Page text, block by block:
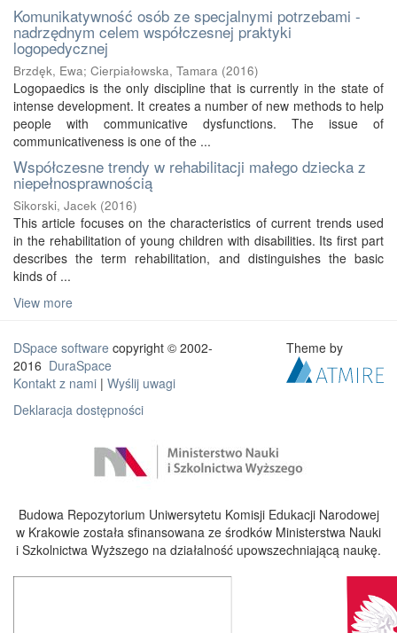
Komunikatywność osób ze specjalnymi potrzebami -
nadrzędnym celem współczesnej praktyki
logopedycznej
Brzdęk, Ewa; Cierpiałowska, Tamara (2016)
Logopaedics is the only discipline that is currently in the state of
intense development. It creates a number of new methods to help
people with communicative dysfunctions. The issue of
communicativeness is one of the ...
Współczesne trendy w rehabilitacji małego dziecka z
niepełnosprawnością
Sikorski, Jacek (2016)
This article focuses on the characteristics of current trends used
in the rehabilitation of young children with disabilities. Its first part
describes the term rehabilitation, and distinguishes the basic
kinds of ...
View more
DSpace software copyright © 2002-
2016 DuraSpace
Kontakt z nami | Wyślij uwagi
Deklaracja dostępności
Theme by
Budowa Repozytorium Uniwersytetu Komisji Edukacji Narodowej
w Krakowie została sfinansowana ze środków Ministerstwa Nauki
i Szkolnictwa Wyższego na działalność upowszechniającą naukę.